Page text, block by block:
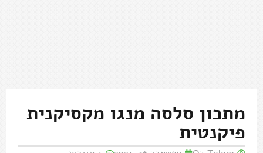
מתכון סלסה מנגו מקסיקנית
פיקנטית